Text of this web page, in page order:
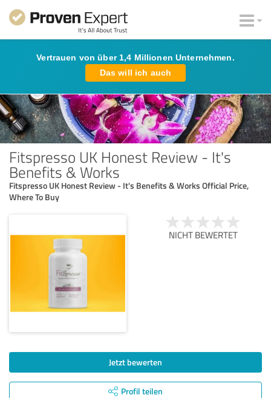
Vertrauen von über 1,4 Millionen Unternehmen.
Das will ich auch
Fitspresso UK Honest Review - It's
Benefits & Works
Fitspresso UK Honest Review - It's Benefits & Works Official Price,
Where To Buy
NICHT BEWERTET
Jetzt bewerten
Profil teilen